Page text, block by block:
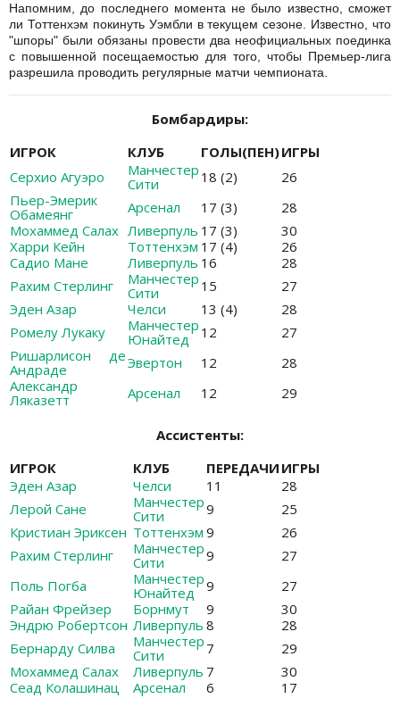
Напомним, до последнего момента не было известно, сможет
ли Тоттенхэм покинуть Уэмбли в текущем сезоне. Известно, что
"шпоры" были обязаны провести два неофициальных поединка
с повышенной посещаемостью для того, чтобы Премьер-лига
разрешила проводить регулярные матчи чемпионата.
Бомбардиры:
ИГРОК
КЛУБ ГОЛЫ(ПЕН)ИГРЫ
Серхио Агуэро
Манчестер
Сити
18 (2)
26
Пьер-Эмерик
Обамеянг
Арсенал 17 (3)
28
Мохаммед Салах Ливерпуль 17 (3)
30
Харри Кейн
Тоттенхэм 17 (4)
26
Садио Мане
Ливерпуль 16
28
Рахим Стерлинг
Манчестер
Сити
15
27
Эден Азар
Челси 13 (4)
28
Ромелу Лукаку
Манчестер
Юнайтед
12
27
Ришарлисон де
Андраде
Эвертон 12
28
Александр
Ляказетт
Арсенал 12 29
Ассистенты:
ИГРОК
КЛУБ ПЕРЕДАЧИ ИГРЫ
Эден Азар
Челси 11
28
Лерой Сане
Манчестер
Сити
9
25
Кристиан Эриксен Тоттенхэм 9
26
Рахим Стерлинг
Манчестер
Сити
9
27
Поль Погба
Манчестер
Юнайтед
9
27
Райан Фрейзер
Борнмут 9
30
Эндрю Робертсон Ливерпуль 8
28
Бернарду Силва
Манчестер
Сити
7
29
Мохаммед Салах
Ливерпуль 7
30
Сеад Колашинац
Арсенал 6
17